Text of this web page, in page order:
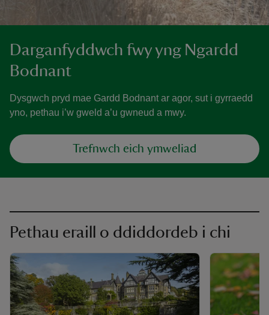
Darganfyddwch fwy yng Ngardd
Bodnant
Dysgwch pryd mae Gardd Bodnant ar agor, sut i gyrraedd
yno, pethau i’w gweld a’u gwneud a mwy.
Trefnwch eich ymweliad
Pethau eraill o ddiddordeb i chi